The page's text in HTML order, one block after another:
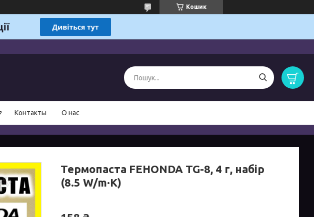
Кошик
Контакты О нас
Термопаста FEHONDA TG-8, 4 г, набір
(8.5 W/m·K)